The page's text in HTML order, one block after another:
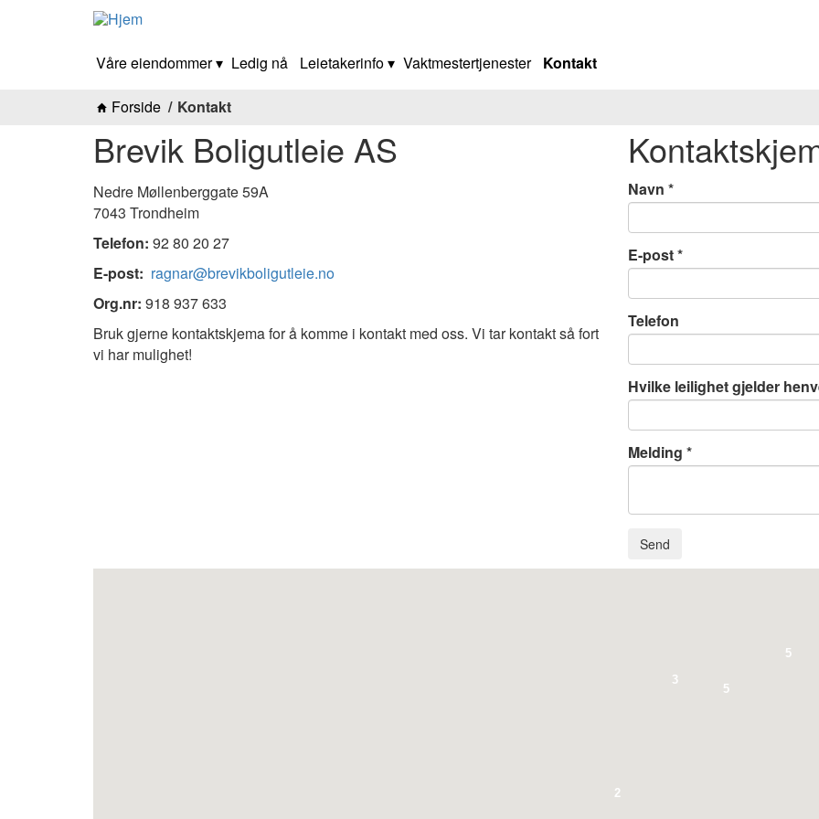
Våre eiendommer Ledig nå Leietakerinfo Vaktmestertjenester Kontakt
Forside Kontakt
Brevik Boligutleie AS
Nedre Møllenberggate 59A
7043 Trondheim
Telefon: 92 80 20 27
E-post: ragnar@brevikboligutleie.no
Org.nr: 918 937 633
Bruk gjerne kontaktskjema for å komme i kontakt med oss. Vi tar kontakt så fort
vi har mulighet!
Navn
E-post
Telefon
Hvilke leilighet gjelder
Melding
Send
5
3
2
5